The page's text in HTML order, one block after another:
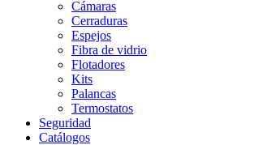
Cámaras
Cerraduras
Espejos
Fibra de vidrio
Flotadores
Kits
Palancas
Termostatos
Seguridad
Catálogos